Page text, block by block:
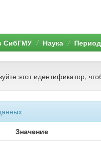
СибГМУ Наука
этот идентификатор,
Значение